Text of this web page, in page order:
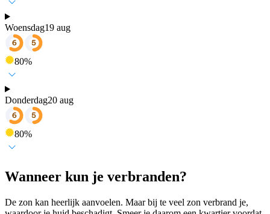
Woensdag19 aug
80%
Donderdag20 aug
80%
Wanneer kun je verbranden?
De zon kan heerlijk aanvoelen. Maar bij te veel zon verbrand je,